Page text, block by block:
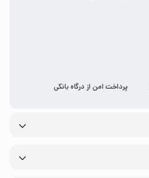
پرداخت امن از درگاه بانکی